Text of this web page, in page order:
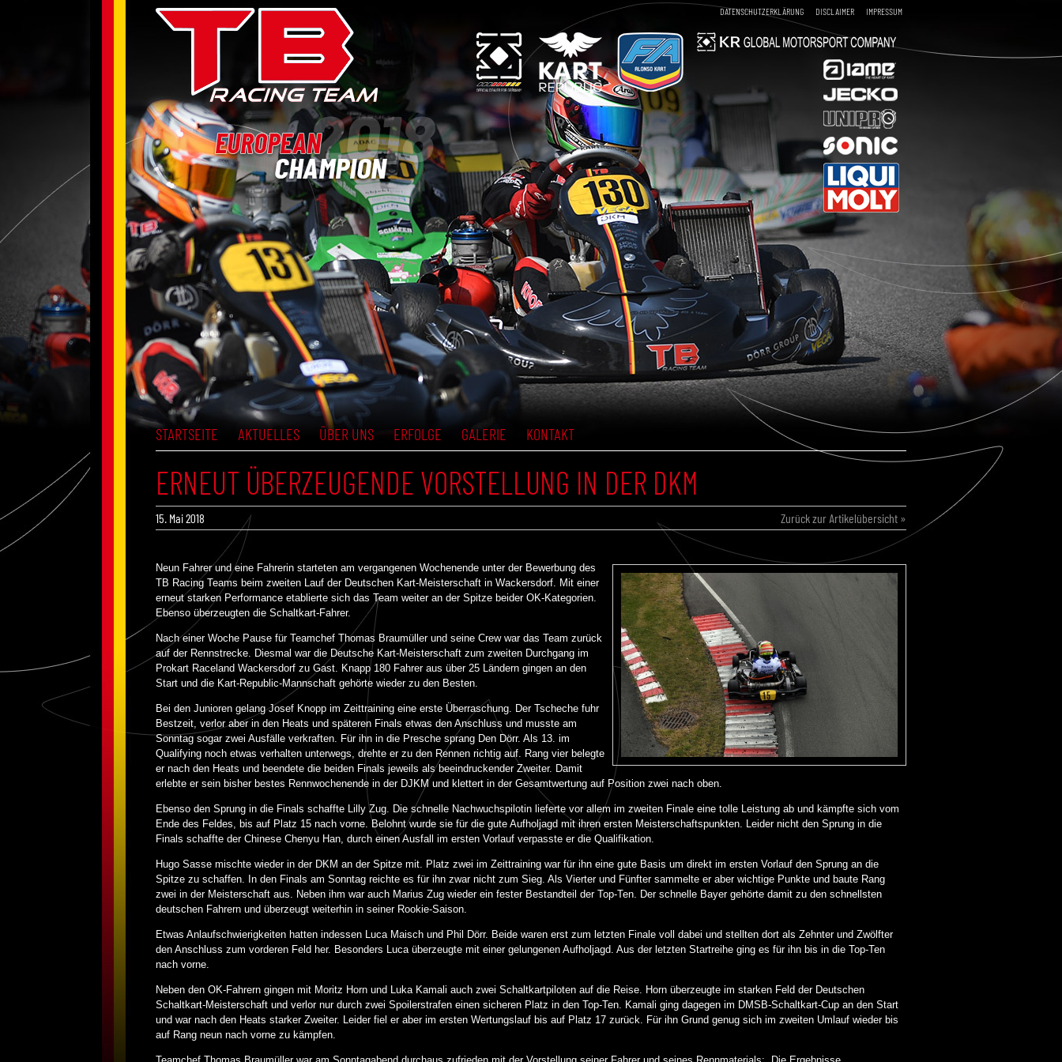
DATENSCHUTZERKLÄRUNG DISCLAIMER IMPRESSUM
STARTSEITE AKTUELLES ÜBER UNS ERFOLGE GALERIE KONTAKT
ERNEUT ÜBERZEUGENDE VORSTELLUNG IN DER DKM
15. Mai 2018 Zurück zur Artikelübersicht »
Neun Fahrer und eine Fahrerin starteten am vergangenen Wochenende unter der Bewerbung des
TB Racing Teams beim zweiten Lauf der Deutschen Kart-Meisterschaft in Wackersdorf. Mit einer
erneut starken Performance etablierte sich das Team weiter an der Spitze beider OK-Kategorien.
Ebenso überzeugten die Schaltkart-Fahrer.
Nach einer Woche Pause für Teamchef Thomas Braumüller und seine Crew war das Team zurück
auf der Rennstrecke. Diesmal war die Deutsche Kart-Meisterschaft zum zweiten Durchgang im
Prokart Raceland Wackersdorf zu Gast. Knapp 180 Fahrer aus über 25 Ländern gingen an den
Start und die Kart-Republic-Mannschaft gehörte wieder zu den Besten.
Bei den Junioren gelang Josef Knopp im Zeittraining eine erste Überraschung. Der Tscheche fuhr
Bestzeit, verlor aber in den Heats und späteren Finals etwas den Anschluss und musste am
Sonntag sogar zwei Ausfälle verkraften. Für ihn in die Presche sprang Den Dörr. Als 13. im
Qualifying noch etwas verhalten unterwegs, drehte er zu den Rennen richtig auf. Rang vier belegte
er nach den Heats und beendete die beiden Finals jeweils als beeindruckender Zweiter. Damit
erlebte er sein bisher bestes Rennwochenende in der DJKM und klettert in der Gesamtwertung auf Position zwei nach oben.
Ebenso den Sprung in die Finals schaffte Lilly Zug. Die schnelle Nachwuchspilotin lieferte vor allem im zweiten Finale eine tolle Leistung ab und kämpfte sich vom
Ende des Feldes, bis auf Platz 15 nach vorne. Belohnt wurde sie für die gute Aufholjagd mit ihren ersten Meisterschaftspunkten. Leider nicht den Sprung in die
Finals schaffte der Chinese Chenyu Han, durch einen Ausfall im ersten Vorlauf verpasste er die Qualifikation.
Hugo Sasse mischte wieder in der DKM an der Spitze mit. Platz zwei im Zeittraining war für ihn eine gute Basis um direkt im ersten Vorlauf den Sprung an die
Spitze zu schaffen. In den Finals am Sonntag reichte es für ihn zwar nicht zum Sieg. Als Vierter und Fünfter sammelte er aber wichtige Punkte und baute Rang
zwei in der Meisterschaft aus. Neben ihm war auch Marius Zug wieder ein fester Bestandteil der Top-Ten. Der schnelle Bayer gehörte damit zu den schnellsten
deutschen Fahrern und überzeugt weiterhin in seiner Rookie-Saison.
Etwas Anlaufschwierigkeiten hatten indessen Luca Maisch und Phil Dörr. Beide waren erst zum letzten Finale voll dabei und stellten dort als Zehnter und Zwölfter
den Anschluss zum vorderen Feld her. Besonders Luca überzeugte mit einer gelungenen Aufholjagd. Aus der letzten Startreihe ging es für ihn bis in die Top-Ten
nach vorne.
Neben den OK-Fahrern gingen mit Moritz Horn und Luka Kamali auch zwei Schaltkartpiloten auf die Reise. Horn überzeugte im starken Feld der Deutschen
Schaltkart-Meisterschaft und verlor nur durch zwei Spoilerstrafen einen sicheren Platz in den Top-Ten. Kamali ging dagegen im DMSB-Schaltkart-Cup an den Start
und war nach den Heats starker Zweiter. Leider fiel er aber im ersten Wertungslauf bis auf Platz 17 zurück. Für ihn Grund genug sich im zweiten Umlauf wieder bis
auf Rang neun nach vorne zu kämpfen.